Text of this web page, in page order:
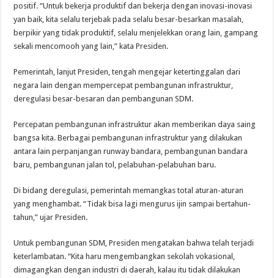
positif. “Untuk bekerja produktif dan bekerja dengan inovasi-inovasi
yan baik, kita selalu terjebak pada selalu besar-besarkan masalah,
berpikir yang tidak produktif, selalu menjelekkan orang lain, gampang
sekali mencomooh yang lain,” kata Presiden.
Pemerintah, lanjut Presiden, tengah mengejar ketertinggalan dari
negara lain dengan mempercepat pembangunan infrastruktur,
deregulasi besar-besaran dan pembangunan SDM.
Percepatan pembangunan infrastruktur akan memberikan daya saing
bangsa kita. Berbagai pembangunan infrastruktur yang dilakukan
antara lain perpanjangan runway bandara, pembangunan bandara
baru, pembangunan jalan tol, pelabuhan-pelabuhan baru.
Di bidang deregulasi, pemerintah memangkas total aturan-aturan
yang menghambat. “Tidak bisa lagi mengurus ijin sampai bertahun-
tahun,” ujar Presiden.
Untuk pembangunan SDM, Presiden mengatakan bahwa telah terjadi
keterlambatan. “Kita haru mengembangkan sekolah vokasional,
dimagangkan dengan industri di daerah, kalau itu tidak dilakukan